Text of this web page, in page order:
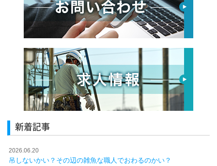
新着記事
2026.06.20
吊しないかい？その辺の雑魚な職人でおわるのかい？